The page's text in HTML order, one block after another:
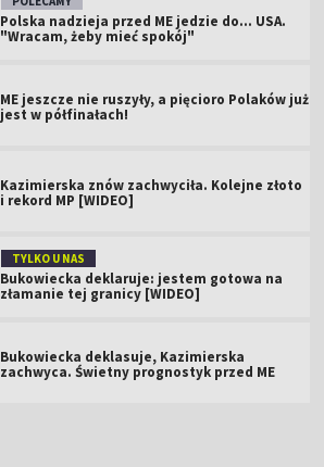
Polska nadzieja przed ME jedzie do... USA.
"Wracam, żeby mieć spokój"
ME jeszcze nie ruszyły, a pięcioro Polaków już
jest w półfinałach!
Kazimierska znów zachwyciła. Kolejne złoto
i rekord MP [WIDEO]
TYLKO U NAS
Bukowiecka deklaruje: jestem gotowa na
złamanie tej granicy [WIDEO]
Bukowiecka deklasuje, Kazimierska
zachwyca. Świetny prognostyk przed ME